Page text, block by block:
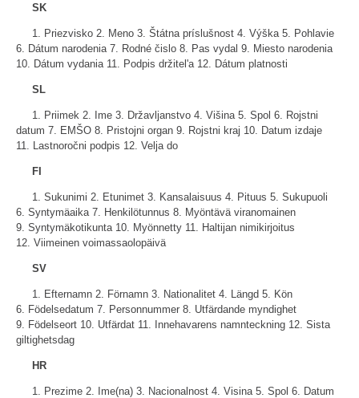
SK
1. Priezvisko 2. Meno 3. Štátna príslušnost 4. Výška 5. Pohlavie
6. Dátum narodenia 7. Rodné čislo 8. Pas vydal 9. Miesto narodenia
10. Dátum vydania 11. Podpis držitel'a 12. Dátum platnosti
SL
1. Priimek 2. Ime 3. Državljanstvo 4. Višina 5. Spol 6. Rojstni
datum 7. EMŠO 8. Pristojni organ 9. Rojstni kraj 10. Datum izdaje
11. Lastnoročni podpis 12. Velja do
FI
1. Sukunimi 2. Etunimet 3. Kansalaisuus 4. Pituus 5. Sukupuoli
6. Syntymäaika 7. Henkilötunnus 8. Myöntävä viranomainen
9. Syntymäkotikunta 10. Myönnetty 11. Haltijan nimikirjoitus
12. Viimeinen voimassaolopäivä
SV
1. Efternamn 2. Förnamn 3. Nationalitet 4. Längd 5. Kön
6. Födelsedatum 7. Personnummer 8. Utfärdande myndighet
9. Födelseort 10. Utfärdat 11. Innehavarens namnteckning 12. Sista
giltighetsdag
HR
1. Prezime 2. Ime(na) 3. Nacionalnost 4. Visina 5. Spol 6. Datum